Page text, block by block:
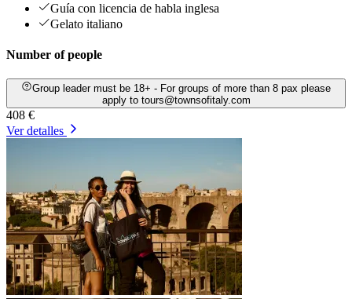
Guía con licencia de habla inglesa
Gelato italiano
Number of people
Group leader must be 18+ - For groups of more than 8 pax please
apply to tours@townsofitaly.com
408 €
Ver detalles